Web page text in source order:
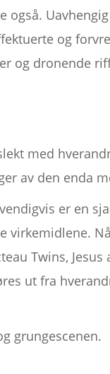
også.
og
og dronende
med
av den enda
er en
virkemidlene.
Twins,
ut fra
grungescenen.